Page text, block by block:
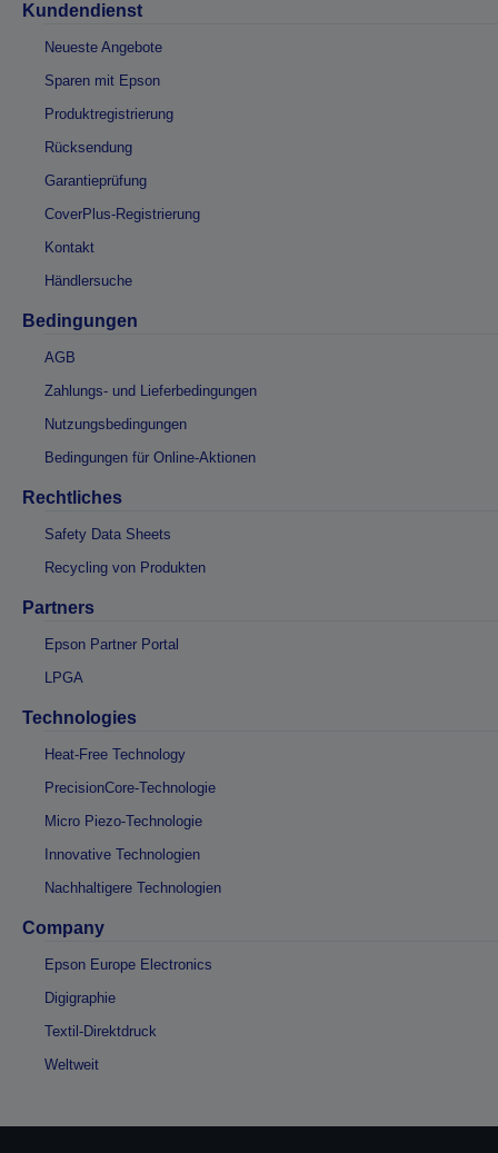
Kundendienst
Neueste Angebote
Sparen mit Epson
Produktregistrierung
Rücksendung
Garantieprüfung
CoverPlus-Registrierung
Kontakt
Händlersuche
Bedingungen
AGB
Zahlungs- und Lieferbedingungen
Nutzungsbedingungen
Bedingungen für Online-Aktionen
Rechtliches
Safety Data Sheets
Recycling von Produkten
Partners
Epson Partner Portal
LPGA
Technologies
Heat-Free Technology
PrecisionCore-Technologie
Micro Piezo-Technologie
Innovative Technologien
Nachhaltigere Technologien
Company
Epson Europe Electronics
Digigraphie
Textil-Direktdruck
Weltweit